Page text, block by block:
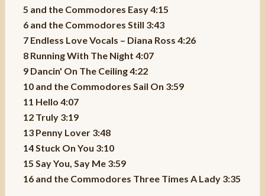
5 and the Commodores Easy 4:15
6 and the Commodores Still 3:43
7 Endless Love Vocals – Diana Ross 4:26
8 Running With The Night 4:07
9 Dancin' On The Ceiling 4:22
10 and the Commodores Sail On 3:59
11 Hello 4:07
12 Truly 3:19
13 Penny Lover 3:48
14 Stuck On You 3:10
15 Say You, Say Me 3:59
16 and the Commodores Three Times A Lady 3:35